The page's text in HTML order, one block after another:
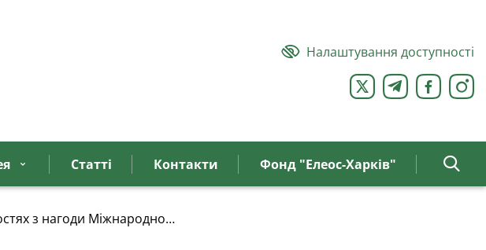
Налаштування доступності
Статтi Контакти Фонд "Елеос-Харків"
з нагоди Міжнародного дня інвалідів